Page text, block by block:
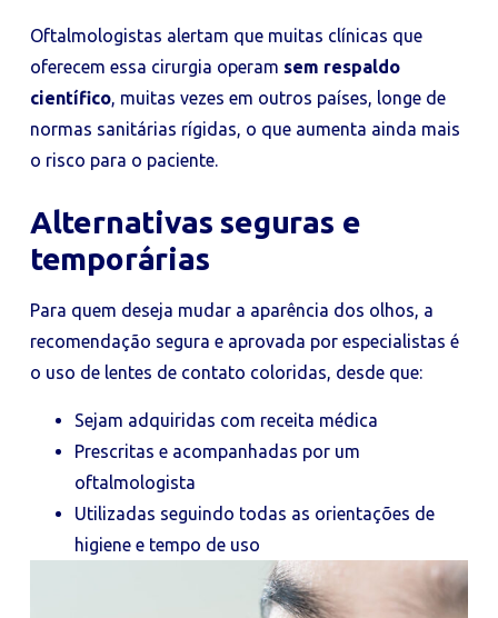
Oftalmologistas alertam que muitas clínicas que
oferecem essa cirurgia operam sem respaldo
científico, muitas vezes em outros países, longe de
normas sanitárias rígidas, o que aumenta ainda mais
o risco para o paciente.
Alternativas seguras e
temporárias
Para quem deseja mudar a aparência dos olhos, a
recomendação segura e aprovada por especialistas é
o uso de lentes de contato coloridas, desde que:
Sejam adquiridas com receita médica
Prescritas e acompanhadas por um
oftalmologista
Utilizadas seguindo todas as orientações de
higiene e tempo de uso